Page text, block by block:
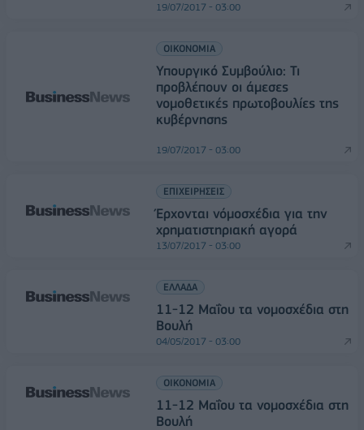
19/07/2017 - 03:00
ΟΙΚΟΝΟΜΙΑ
Υπουργικό Συμβούλιο: Τι
προβλέπουν οι άμεσες
νομοθετικές πρωτοβουλίες της
κυβέρνησης
19/07/2017 - 03:00
ΕΠΙΧΕΙΡΗΣΕΙΣ
Έρχονται νόμοσχέδια για την
χρηματιστηριακή αγορά
13/07/2017 - 03:00
ΕΛΛΑΔΑ
11-12 Μαΐου τα νομοσχέδια στη
Βουλή
04/05/2017 - 03:00
ΟΙΚΟΝΟΜΙΑ
11-12 Μαΐου τα νομοσχέδια στη
Βουλή